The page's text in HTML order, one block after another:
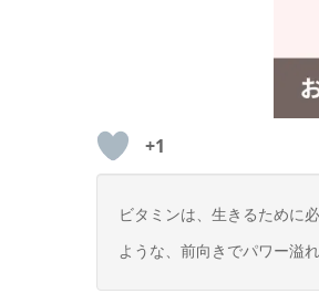
+1
ビタミンは、生きるために
ような、前向きでパワー溢